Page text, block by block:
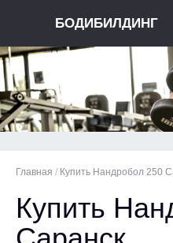
БОДИБИЛДИНГ
Главная / Купить Нандробол 250
Купить